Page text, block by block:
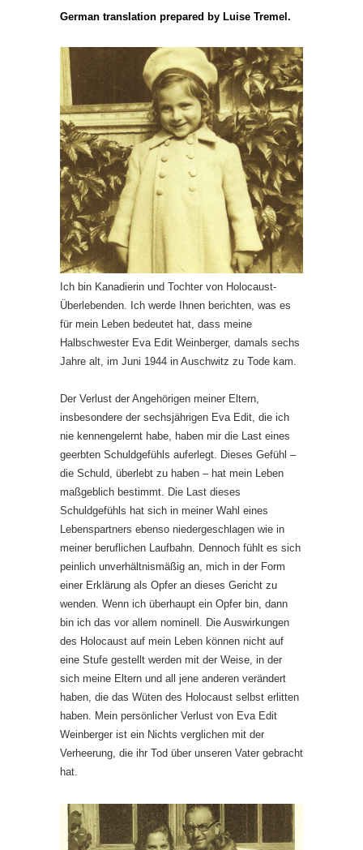
German translation prepared by Luise Tremel.
Ich bin Kanadierin und Tochter von Holocaust-
Überlebenden. Ich werde Ihnen berichten, was es
für mein Leben bedeutet hat, dass meine
Halbschwester Eva Edit Weinberger, damals sechs
Jahre alt, im Juni 1944 in Auschwitz zu Tode kam.
Der Verlust der Angehörigen meiner Eltern,
insbesondere der sechsjährigen Eva Edit, die ich
nie kennengelernt habe, haben mir die Last eines
geerbten Schuldgefühls auferlegt. Dieses Gefühl –
die Schuld, überlebt zu haben – hat mein Leben
maßgeblich bestimmt. Die Last dieses
Schuldgefühls hat sich in meiner Wahl eines
Lebenspartners ebenso niedergeschlagen wie in
meiner beruflichen Laufbahn. Dennoch fühlt es sich
peinlich unverhältnismäßig an, mich in der Form
einer Erklärung als Opfer an dieses Gericht zu
wenden. Wenn ich überhaupt ein Opfer bin, dann
bin ich das vor allem nominell. Die Auswirkungen
des Holocaust auf mein Leben können nicht auf
eine Stufe gestellt werden mit der Weise, in der
sich meine Eltern und all jene anderen verändert
haben, die das Wüten des Holocaust selbst erlitten
haben. Mein persönlicher Verlust von Eva Edit
Weinberger ist ein Nichts verglichen mit der
Verheerung, die ihr Tod über unseren Vater gebracht
hat.